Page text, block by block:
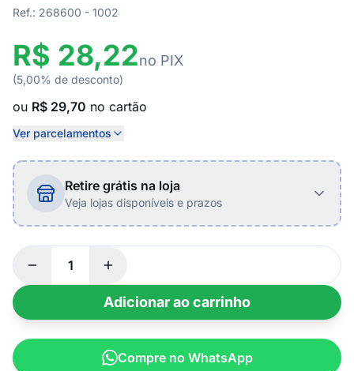
Ref.: 268600 - 1002
R$ 28,22no PIX
(5,00% de desconto)
ou R$ 29,70 no cartão
Ver parcelamentos
Retire grátis na loja
Veja lojas disponíveis e prazos
Adicionar ao carrinho
Compre no WhatsApp